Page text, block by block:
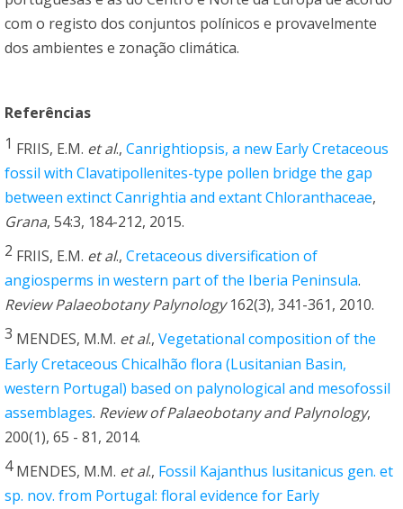
com o registo dos conjuntos polínicos e provavelmente
dos ambientes e zonação climática.
Referências
1 FRIIS, E.M. et al., Canrightiopsis, a new Early Cretaceous
fossil with Clavatipollenites-type pollen bridge the gap
between extinct Canrightia and extant Chloranthaceae,
Grana, 54:3, 184-212, 2015.
2 FRIIS, E.M. et al., Cretaceous diversification of
angiosperms in western part of the Iberia Peninsula.
Review Palaeobotany Palynology162(3), 341-361, 2010.
3 MENDES, M.M. et al., Vegetational composition of the
Early Cretaceous Chicalhão flora (Lusitanian Basin,
western Portugal) based on palynological and mesofossil
assemblages. Review of Palaeobotany and Palynology,
200(1), 65 - 81, 2014.
4MENDES, M.M. et al., Fossil Kajanthus lusitanicus gen. et
sp. nov. from Portugal: floral evidence for Early